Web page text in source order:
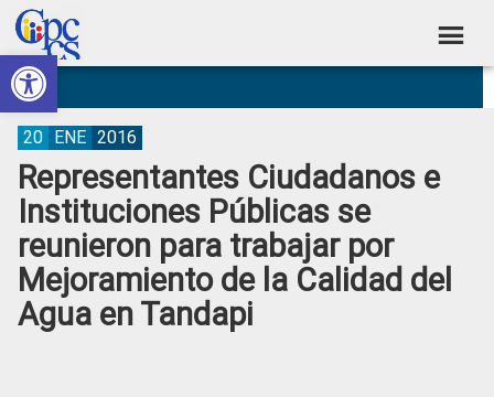
Abrir barra de herramientas
Skip
to
primary
navigation
Skip
to
main
content
Skip
to
primary
sidebar
Skip
to
footer
Consejo
de
Participación
Ciudadana
Control
Social
Construyendo
Poder
Ciudadano
Representantes Ciudadanos e
Instituciones Públicas se
reunieron para trabajar por
Mejoramiento de la Calidad del
Agua en Tandapi
20 ENE 2016